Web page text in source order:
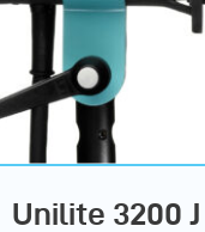
Unilite 3200 J